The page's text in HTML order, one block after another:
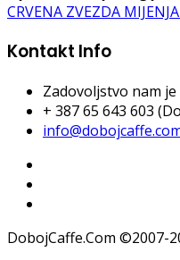
CRVENA ZVEZDA
Kontakt Info
Zadovoljstvo nam
+ 387 65 643 603
DobojCaffe.Com ©2007-